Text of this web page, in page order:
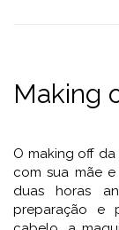
Making
O making off
com sua mãe
duas horas
preparação e